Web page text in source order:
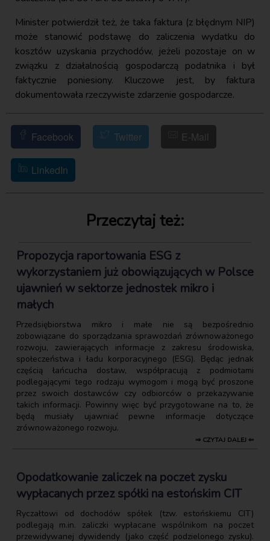
Minister potwierdził też, że taka faktura (z błędnym NIP)
może stanowić podstawę do zaliczenia wydatku do
kosztów uzyskania przychodów, jeżeli pozostaje on w
związku z działalnością gospodarczą podatnika i był
faktycznie poniesiony. Kluczowe jest, by faktura
dokumentowała rzeczywiste zdarzenie gospodarcze.
Facebook Twitter E-Mail
LinkedIn
Przeczytaj też:
Propozycja raportowania ESG z
wykorzystaniem już obowiązujących w Polsce
ujawnień w sektorze jednostek mikro i
małych
Przedsiębiorstwa mikro i małe nie są bezpośrednio
zobowiązane do sporządzania sprawozdań zrównoważonego
rozwoju, zawierających informacje z zakresu środowiska,
społeczeństwa i ładu korporacyjnego (ESG). Będąc jednak
częścią łańcucha dostaw, współpracują z podmiotami
podlegającymi tego rodzaju wymogom i mogą być proszone
przez swoich dostawców czy odbiorców o przekazywanie
takich informacji. Powinny więc być przygotowane na to, że
będą musiały ujawniać pewne informacje dotyczące
zrównoważonego rozwoju.
⇒ CZYTAJ DALEJ ⇐
Opodatkowanie zaliczek na poczet zysku
wypłacanych przez spółki na estońskim CIT
Ryczałtowi od dochodów spółek (tzw. estońskiemu CIT)
podlegają m.in. zaliczki wypłacane wspólnikom na poczet
przewidywanej dywidendy (jako część podzielonego zysku).